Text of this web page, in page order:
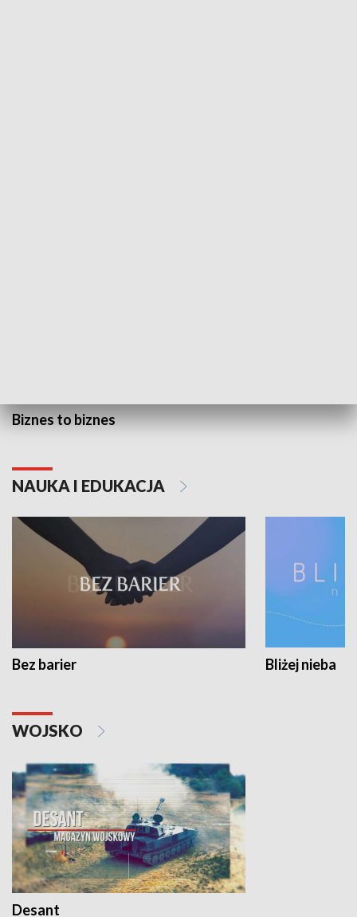
Biznes to biznes
NAUKA I EDUKACJA
Bez barier Bliżej nieba
WOJSKO
Desant